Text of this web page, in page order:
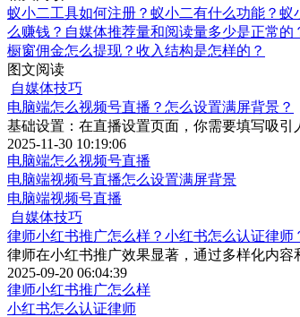
蚁小二工具如何注册？蚁小二有什么功能？ 蚁
么赚钱？ 自媒体推荐量和阅读量多少是正常的
橱窗佣金怎么提现？收入结构是怎样的？
图文阅读
自媒体技巧
电脑端怎么视频号直播？怎么设置满屏背景？
基础设置：在直播设置页面，你需要填写吸
2025-11-30 10:19:06
电脑端怎么视频号直播
电脑端视频号直播怎么设置满屏背景
电脑端视频号直播
自媒体技巧
律师小红书推广怎么样？小红书怎么认证律师
律师在小红书推广效果显著，通过多样化内容
2025-09-20 06:04:39
律师小红书推广怎么样
小红书怎么认证律师